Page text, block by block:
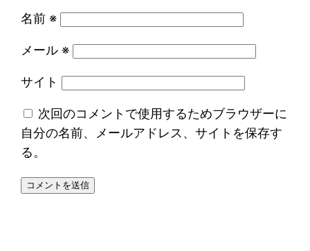
名前 ※
メール ※
サイト
次回のコメントで使用するためブラウザーに
自分の名前、メールアドレス、サイトを保存す
る。